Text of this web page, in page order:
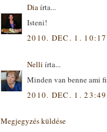
Dia írta...
Isteni!
2010. DEC. 1.
Nelli írta...
Minden van benne ami
2010. DEC. 1.
Megjegyzés küldése